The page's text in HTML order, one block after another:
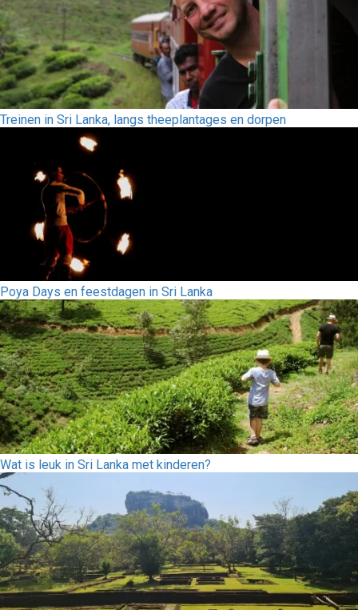
Treinen in Sri Lanka, langs theeplantages en dorpen
Poya Days en feestdagen in Sri Lanka
Wat is leuk in Sri Lanka met kinderen?